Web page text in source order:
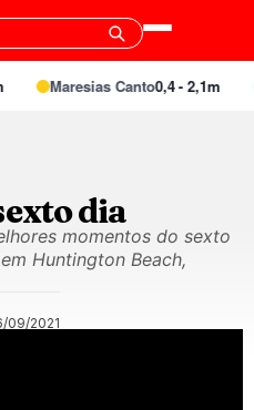
Maresias Canto0,4 - 2,1m
dia
momentos do sexto
Huntington Beach,
09/2021